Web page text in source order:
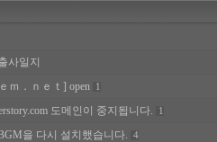
사일지
ｍ．ｎｅｔ] open 1
도메인이 중지됩니다. 1
을 다시 설치했습니다. 4